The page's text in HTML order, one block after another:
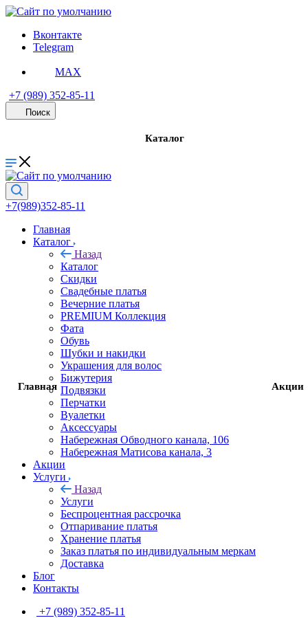
Вконтакте
Telegram
MAX
+7 (989) 352-85-11
Поиск
Главная
Каталог
PREMIUM Коллекция
Обувь
Шубки и накидки
Украшения для волос
Перчатки
Вуалетки
Акции
+7(989)352-85-11
Главная
Каталог
Назад
Каталог
Скидки
Свадебные платья
Вечерние платья
PREMIUM Коллекция
Фата
Обувь
Шубки и накидки
Украшения для волос
Бижутерия
Подвязки
Перчатки
Вуалетки
Аксессуары
Набережная Обводного канала, 106
Набережная Матисова канала, 3
Акции
Услуги
Назад
Услуги
Беспроцентная рассрочка
Отпаривание платья
Хранение платья
Заказ платья по индивидуальным меркам
Доставка
Блог
Контакты
+7 (989) 352-85-11